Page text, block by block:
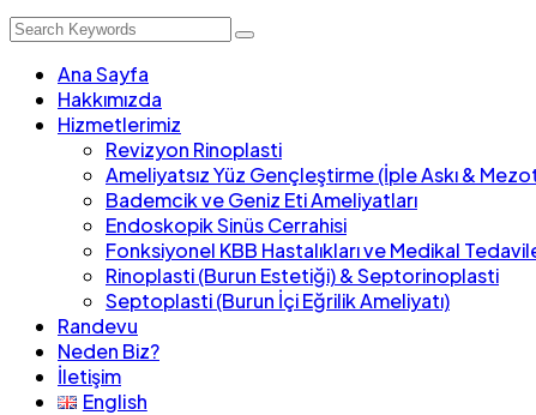
Ana Sayfa
Hakkımızda
Hizmetlerimiz
Revizyon Rinoplasti
Ameliyatsız Yüz Gençleştirme (İple Askı &
Bademcik ve Geniz Eti Ameliyatları
Endoskopik Sinüs Cerrahisi
Fonksiyonel KBB Hastalıkları ve Medikal
Rinoplasti (Burun Estetiği) & Septorinoplasti
Septoplasti (Burun İçi Eğrilik Ameliyatı)
Randevu
Neden Biz?
İletişim
English